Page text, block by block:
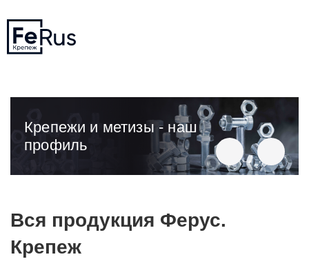
Крепежи и метизы - наш
профиль
Вся продукция Ферус.
Крепеж